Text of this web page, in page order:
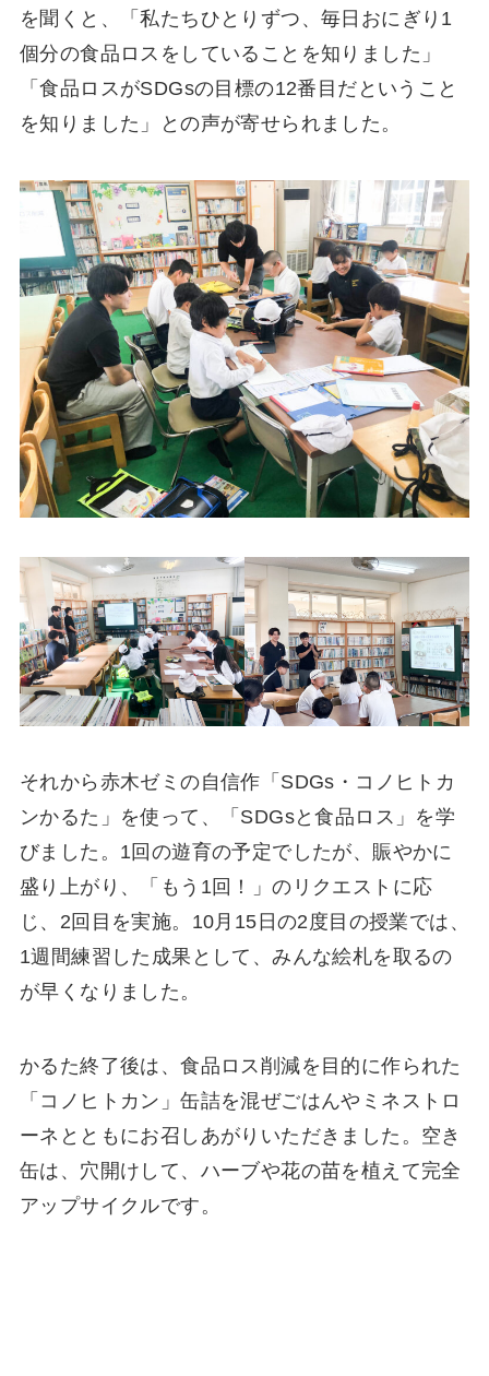
を聞くと、「私たちひとりずつ、毎日おにぎり1
個分の食品ロスをしていることを知りました」
「食品ロスがSDGsの目標の12番目だということ
を知りました」との声が寄せられました。
それから赤木ゼミの自信作「SDGs・コノヒトカ
ンかるた」を使って、「SDGsと食品ロス」を学
びました。1回の遊育の予定でしたが、賑やかに
盛り上がり、「もう1回！」のリクエストに応
じ、2回目を実施。10月15日の2度目の授業では、
1週間練習した成果として、みんな絵札を取るの
が早くなりました。
かるた終了後は、食品ロス削減を目的に作られた
「コノヒトカン」缶詰を混ぜごはんやミネストロ
ーネとともにお召しあがりいただきました。空き
缶は、穴開けして、ハーブや花の苗を植えて完全
アップサイクルです。